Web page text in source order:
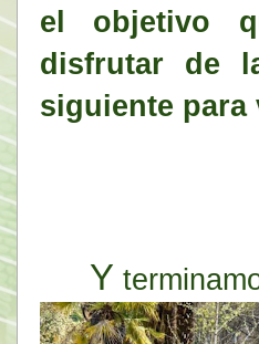
el objetivo
disfrutar de
siguiente para
Y